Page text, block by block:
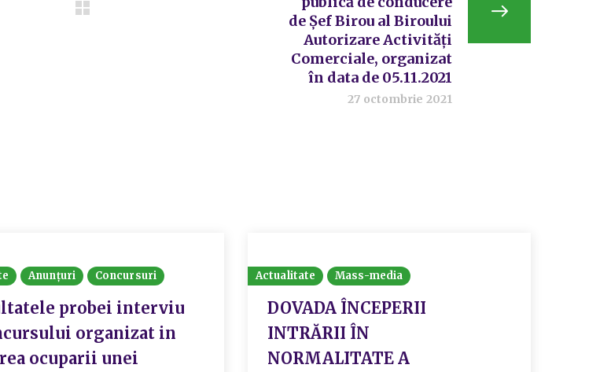
de Șef Birou al Biroului
Autorizare Activități
Comerciale, organizat
în data de 05.11.2021
27 octombrie 2021
Anunțuri Concursuri
probei interviu
organizat in
ocuparii unei
Actualitate Mass-media
DOVADA ÎNCEPERII
INTRĂRII ÎN
NORMALITATE A